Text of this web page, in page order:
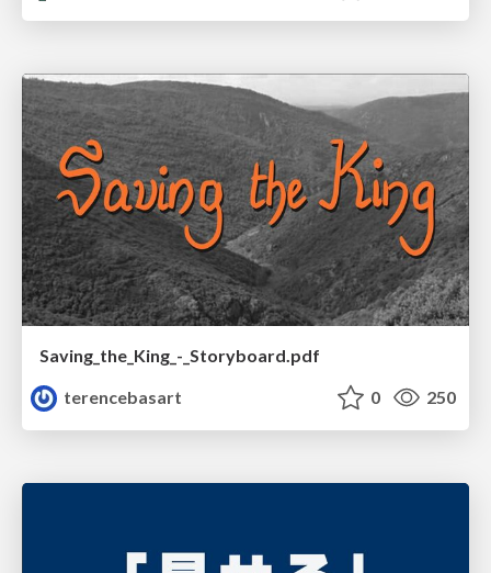
Saving_the_King_-_Storyboard.pdf
terencebasart
0 250